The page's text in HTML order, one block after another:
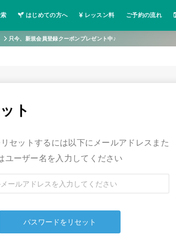
はじめての方へ レッスン料 ご予約の流れ
只今、新規会員登録クーポンプレゼント中♪
ト
セットするには以下にメールアドレスまた
ユーザー名を入力してください